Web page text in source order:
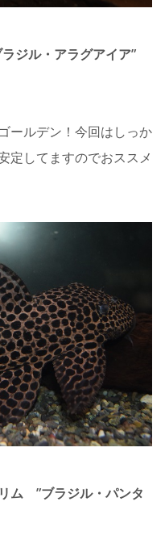
ジル・アラグアイア”
ールデン！今回はしっか
定してますのでおススメ
ム ”ブラジル・パンタ